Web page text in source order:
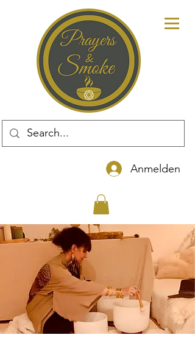
Anmelden